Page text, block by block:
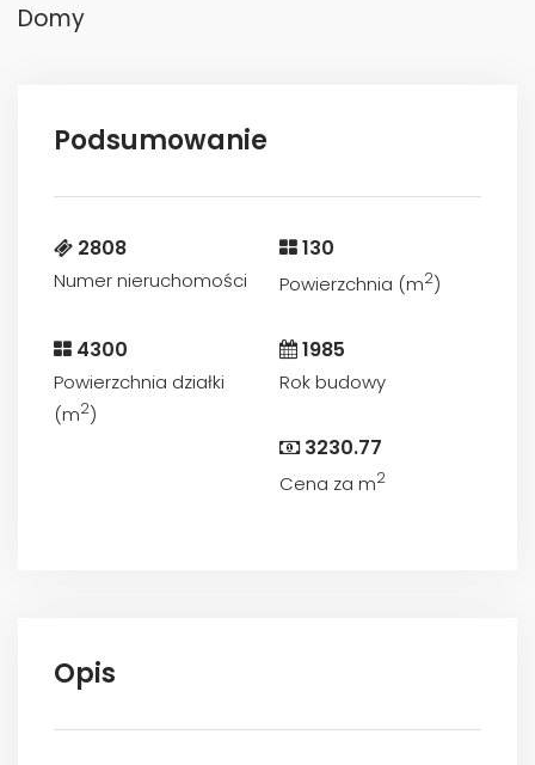
Domy
Podsumowanie
2808
Numer nieruchomości
130
Powierzchnia (m2)
4300
Powierzchnia działki
(m2)
1985
Rok budowy
3230.77
Cena za m2
Opis